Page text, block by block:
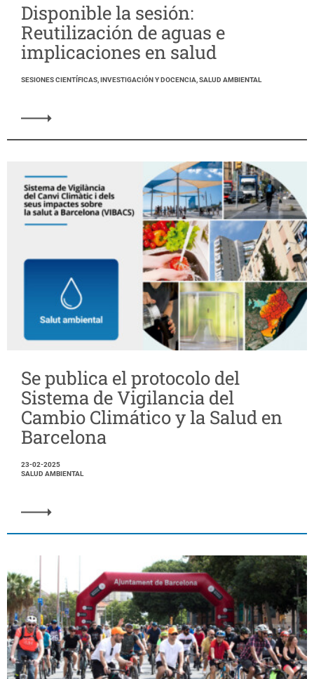
Disponible la sesión:
Reutilización de aguas e
implicaciones en salud
SESIONES CIENTÍFICAS, INVESTIGACIÓN Y DOCENCIA, SALUD AMBIENTAL
Se publica el protocolo del
Sistema de Vigilancia del
Cambio Climático y la Salud en
Barcelona
23-02-2025
SALUD AMBIENTAL